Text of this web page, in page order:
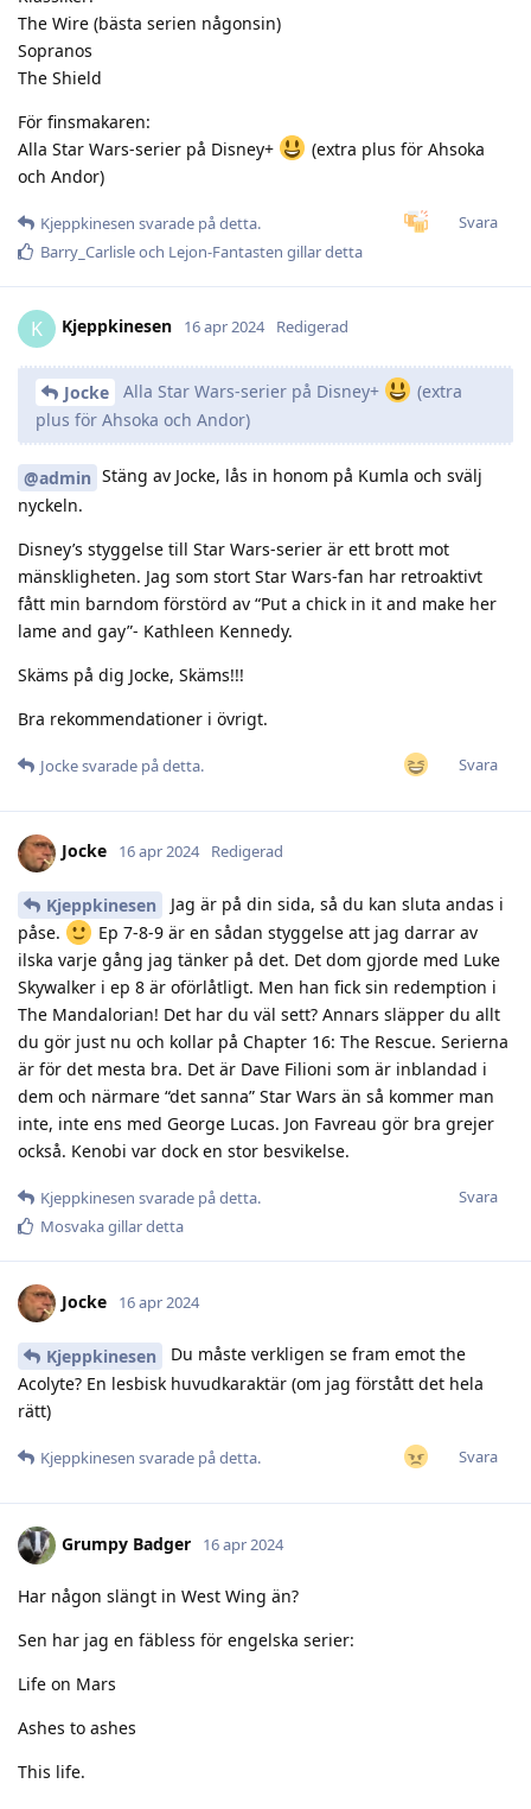
The Wire (bästa serien någonsin)
Sopranos
The Shield
För finsmakaren:
Alla Star Wars-serier på Disney+
(extra plus för Ahsoka
och Andor)
Svara
Kjeppkinesen svarade på detta.
Barry_Carlisleoch Lejon-Fantasten gillar detta
K Kjeppkinesen 16 apr 2024 Redigerad
Jocke Alla Star Wars-serier på Disney+
(extra
plus för Ahsoka och Andor)
@admin Stäng av Jocke, lås in honom på Kumla och svälj
nyckeln.
Disney’s styggelse till Star Wars-serier är ett brott mot
mänskligheten. Jag som stort Star Wars-fan har retroaktivt
fått min barndom förstörd av “Put a chick in it and make her
lame and gay”- Kathleen Kennedy.
Skäms på dig Jocke, Skäms!!!
Bra rekommendationer i övrigt.
Svara
Jockesvarade på detta.
Jocke 16 apr 2024 Redigerad
Kjeppkinesen
Jag är på din sida, så du kan sluta andas i
påse.
Ep 7-8-9 är en sådan styggelse att jag darrar av
ilska varje gång jag tänker på det. Det dom gjorde med Luke
Skywalker i ep 8 är oförlåtligt. Men han fick sin redemption i
The Mandalorian! Det har du väl sett? Annars släpper du allt
du gör just nu och kollar på Chapter 16: The Rescue. Serierna
är för det mesta bra. Det är Dave Filioni som är inblandad i
dem och närmare “det sanna” Star Wars än så kommer man
inte, inte ens med George Lucas. Jon Favreau gör bra grejer
också. Kenobi var dock en stor besvikelse.
Svara
Kjeppkinesen svarade på detta.
Mosvakagillar detta
Jocke 16 apr 2024
Kjeppkinesen
Du måste verkligen se fram emot the
Acolyte? En lesbisk huvudkaraktär (om jag förstått det hela
rätt)
Svara
Kjeppkinesen svarade på detta.
Grumpy Badger 16 apr 2024
Har någon slängt in West Wing än?
Sen har jag en fäbless för engelska serier:
Life on Mars
Ashes to ashes
This life.